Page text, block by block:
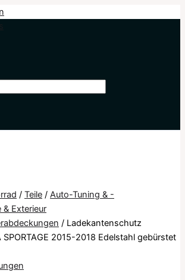
/ Teile / Auto-Tuning & -
& Exterieur
/ Ladekantenschutz
2015-2018 Edelstahl gebürstet